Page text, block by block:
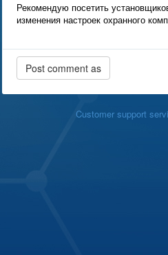
Рекомендую посетить
изменения настроек охранного
Customer support